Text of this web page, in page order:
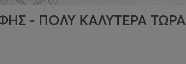
- ΠΟΛΥ ΚΑΛΥΤΕΡΑ ΤΩΡΑ